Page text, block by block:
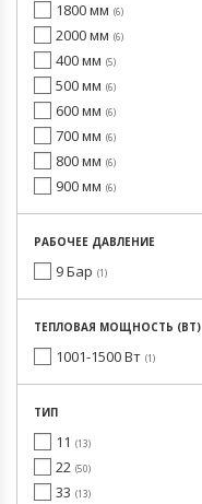
1800 мм 6
2000 мм 6
400 мм 5
500 мм 6
600 мм 6
700 мм 6
800 мм 6
900 мм 6
РАБОЧЕЕ ДАВЛЕНИЕ
9 Бар 1
ТЕПЛОВАЯ МОЩНОСТЬ (ВТ)
1001-1500 Вт 1
ТИП
11 13
22 50
33 13